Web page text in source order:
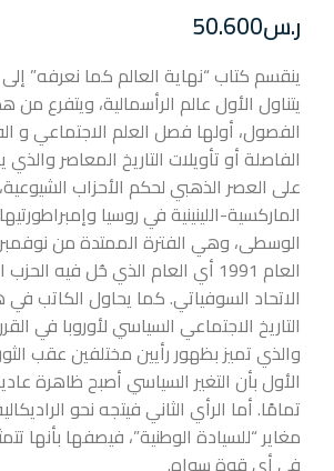
ر.س50.600
ينقسم كتاب “نهاية العالم كما نعرفه”
يتناول الأول عالم الرأسمالية، ويتفرع
الفصول، أولها فصل العلم الاجتماعي و
الفاصلة أو تأويلات التاريخ المعاصر والذي
على العصر الذهبي لحكم الأحزاب
الماركسية-اللينينية في روسيا
العام 1991 أي العام الذي حُل فيه
الاتحاد السوفياتي. كما يحاول الكاتب
التاريخ الاجتماعي السياسي لأوروبا في
والذي تميز بظهور رأيين مختلفين عقب
الأول بأن التغير السياسي أصبح ظاهرة
تمامًا. أما الرأي الثاني فيتجه نحو
مغاير “للسيادة الوطنية”، فيصفها بأنها
في أي قوةٍ سواه.